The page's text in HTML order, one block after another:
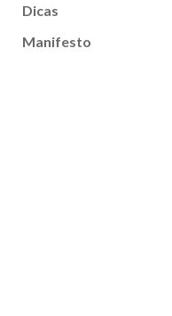
Dicas
Manifesto